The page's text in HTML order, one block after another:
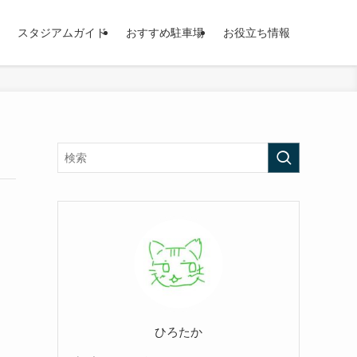
スタジアムガイド おすすめ駐車場 お役立ち情報
ひろたか